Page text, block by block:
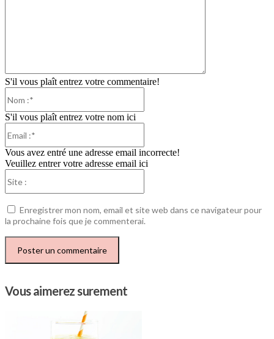
S'il vous plaît entrez votre commentaire!
S'il vous plaît entrez votre nom ici
Vous avez entré une adresse email incorrecte!
Veuillez entrer votre adresse email ici
Enregistrer mon nom, email et site web dans ce navigateur pour
la prochaine fois que je commenterai.
Vous aimerez surement